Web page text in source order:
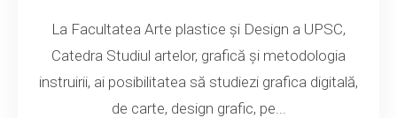
La Facultatea Arte plastice și Design a UPSC,
Catedra Studiul artelor, grafică și metodologia
instruirii, ai posibilitatea să studiezi grafica digitală,
de carte, design grafic, pe...